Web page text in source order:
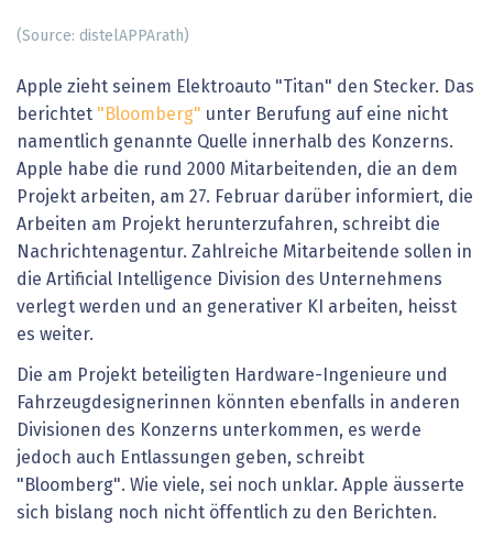
(Source: distelAPPArath)
Apple zieht seinem Elektroauto "Titan" den Stecker. Das
berichtet "Bloomberg" unter Berufung auf eine nicht
namentlich genannte Quelle innerhalb des Konzerns.
Apple habe die rund 2000 Mitarbeitenden, die an dem
Projekt arbeiten, am 27. Februar darüber informiert, die
Arbeiten am Projekt herunterzufahren, schreibt die
Nachrichtenagentur. Zahlreiche Mitarbeitende sollen in
die Artificial Intelligence Division des Unternehmens
verlegt werden und an generativer KI arbeiten, heisst
es weiter.
Die am Projekt beteiligten Hardware-Ingenieure und
Fahrzeugdesignerinnen könnten ebenfalls in anderen
Divisionen des Konzerns unterkommen, es werde
jedoch auch Entlassungen geben, schreibt
"Bloomberg". Wie viele, sei noch unklar. Apple äusserte
sich bislang noch nicht öffentlich zu den Berichten.